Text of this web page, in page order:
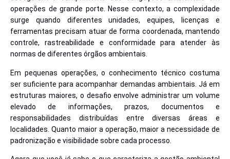
operações de grande porte. Nesse contexto, a complexidade
surge quando diferentes unidades, equipes, licenças e
ferramentas precisam atuar de forma coordenada, mantendo
controle, rastreabilidade e conformidade para atender às
normas de diferentes órgãos ambientais.
Em pequenas operações, o conhecimento técnico costuma
ser suficiente para acompanhar demandas ambientais. Já em
estruturas maiores, o desafio envolve administrar um volume
elevado de informações, prazos, documentos e
responsabilidades distribuídas entre diversas áreas e
localidades. Quanto maior a operação, maior a necessidade de
padronização e visibilidade sobre cada processo.